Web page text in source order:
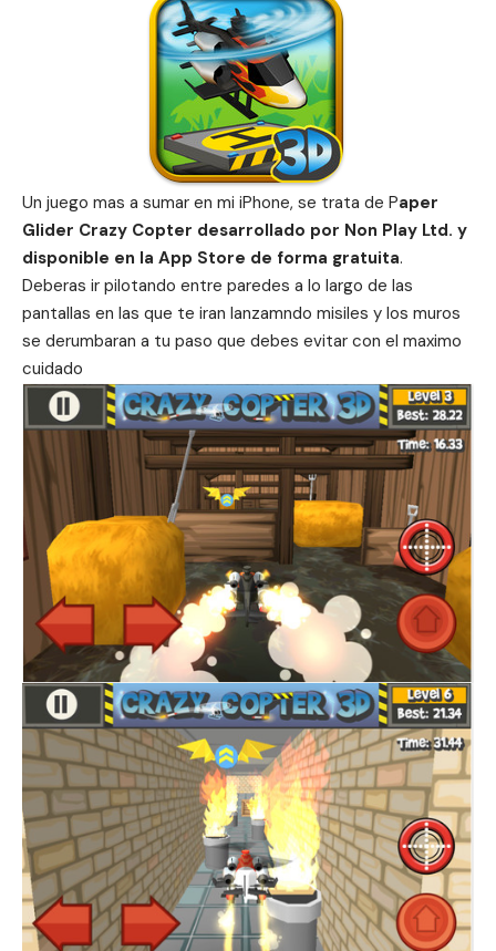
Un juego mas a sumar en mi iPhone, se trata de Paper
Glider Crazy Copter desarrollado por Non Play Ltd. y
disponible en la App Store de forma gratuita.
Deberas ir pilotando entre paredes a lo largo de las
pantallas en las que te iran lanzamndo misiles y los muros
se derumbaran a tu paso que debes evitar con el maximo
cuidado